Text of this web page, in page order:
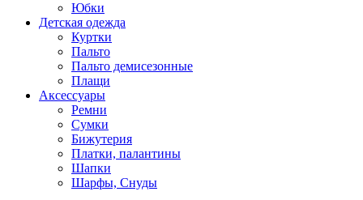
Юбки
Детская одежда
Куртки
Пальто
Пальто демисезонные
Плащи
Аксессуары
Ремни
Сумки
Бижутерия
Платки, палантины
Шапки
Шарфы, Снуды